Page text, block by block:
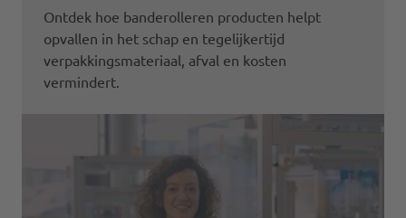
Ontdek hoe banderolleren producten helpt
opvallen in het schap en tegelijkertijd
verpakkingsmateriaal, afval en kosten
vermindert.